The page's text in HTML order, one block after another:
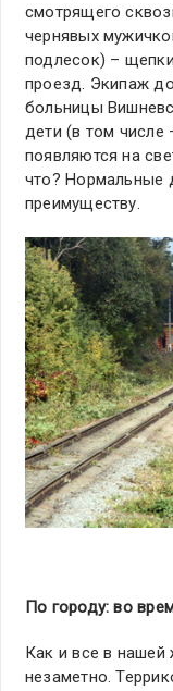
смотрящего
чернявых
подлесок) –
проезд. Экипаж
больницы
дети (в том числе
появляются на
что? Нормальные
преимуществу.
По городу: во
Как и все в нашей
незаметно.